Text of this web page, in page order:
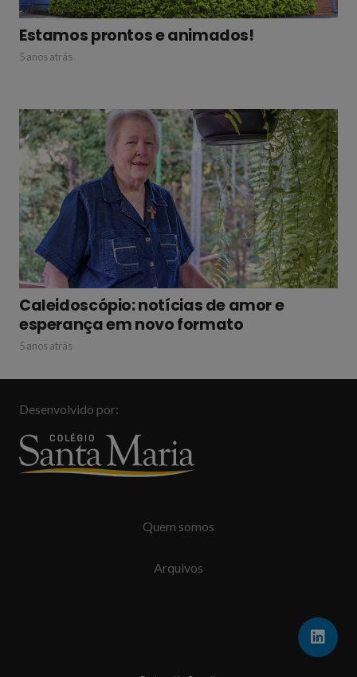
Estamos prontos e animados!
5 anos atrás
Caleidoscópio: notícias de amor e
esperança em novo formato
5 anos atrás
Desenvolvido por:
Quem somos
Arquivos